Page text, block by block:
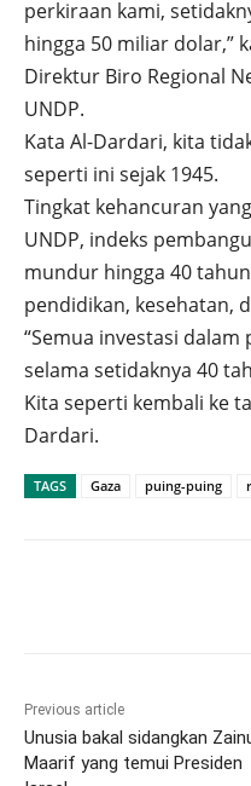
perkiraan kami,
hingga 50 miliar dolar,”
Direktur Biro Regional
UNDP.
Kata Al-Dardari, kita
seperti ini sejak 1945.
Tingkat kehancuran
UNDP, indeks
mundur hingga 40
pendidikan, kesehatan,
“Semua investasi
selama setidaknya 40
Kita seperti kembali ke
Dardari.
TAGS Gaza puing-puing
Previous article
Unusia bakal sidangkan
Maarif yang temui Presiden